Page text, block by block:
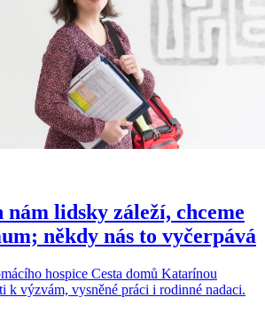
nám lidsky záleží, chceme
někdy nás to vyčerpává
hospice Cesta domů Katarínou
k výzvám, vysněné práci i rodinné nadaci.